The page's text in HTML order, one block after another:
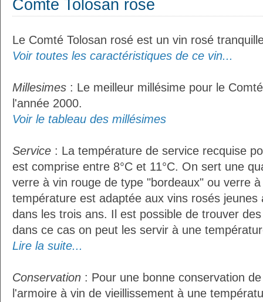
Comté Tolosan rosé
Le Comté Tolosan rosé est un vin rosé
Voir toutes les caractéristiques de ce vin...
Millesimes : Le meilleur millésime pour le
l'année 2000.
Voir le tableau des millésimes
Service : La température de service recquise
est comprise entre 8°C et 11°C. On sert une
verre à vin rouge de type "bordeaux" ou verre
température est adaptée aux vins rosés jeunes
dans les trois ans. Il est possible de trouver
dans ce cas on peut les servir à une
Lire la suite...
Conservation : Pour une bonne conservation
l'armoire à vin de vieillissement à une